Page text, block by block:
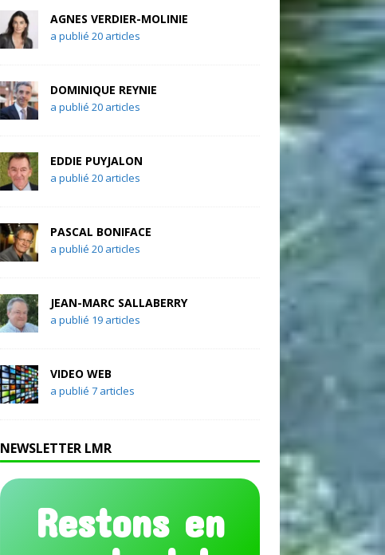
AGNES VERDIER-MOLINIE
a publié 20 articles
DOMINIQUE REYNIE
a publié 20 articles
EDDIE PUYJALON
a publié 20 articles
PASCAL BONIFACE
a publié 20 articles
JEAN-MARC SALLABERRY
a publié 19 articles
VIDEO WEB
a publié 7 articles
NEWSLETTER LMR
Restons en